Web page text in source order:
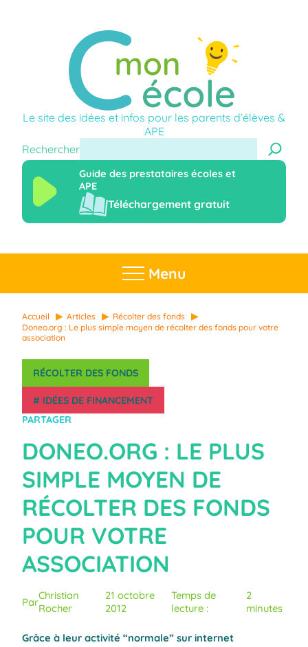
Le site des idées et infos pour les parents d’élèves &
APE
Rechercher
Guide des prestataires écoles et
APE
Téléchargement gratuit
Menu
Accueil Articles
Récolter des fonds
Doneo.org : Le plus simple moyen de récolter des fonds pour votre
association
RÉCOLTER DES FONDS
# IDÉES DE FINANCEMENT
PARTAGER
DONEO.ORG : LE PLUS
SIMPLE MOYEN DE
RÉCOLTER DES FONDS
POUR VOTRE
ASSOCIATION
ParChristian
Rocher
21 octobre
2012
Temps de
lecture :
2
minutes
Grâce à leur activité “normale” sur internet